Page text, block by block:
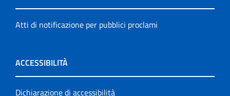
Atti di notificazione per pubblici proclami
ACCESSIBILITÀ
Dichiarazione di accessibilità